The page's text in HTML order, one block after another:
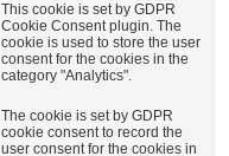
This cookie is set by GDPR
Cookie Consent plugin. The
cookie is used to store the user
consent for the cookies in the
category "Analytics".
The cookie is set by GDPR
cookie consent to record the
user consent for the cookies in